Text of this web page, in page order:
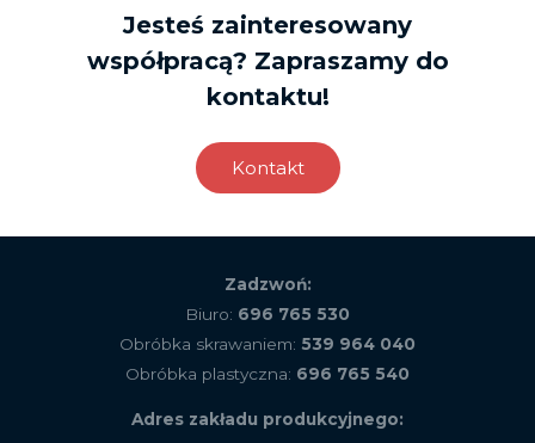
Jesteś zainteresowany
współpracą? Zapraszamy do
kontaktu!
Kontakt
Zadzwoń:
Biuro: 696 765 530
Obróbka skrawaniem: 539 964 040
Obróbka plastyczna: 696 765 540
Adres zakładu produkcyjnego: